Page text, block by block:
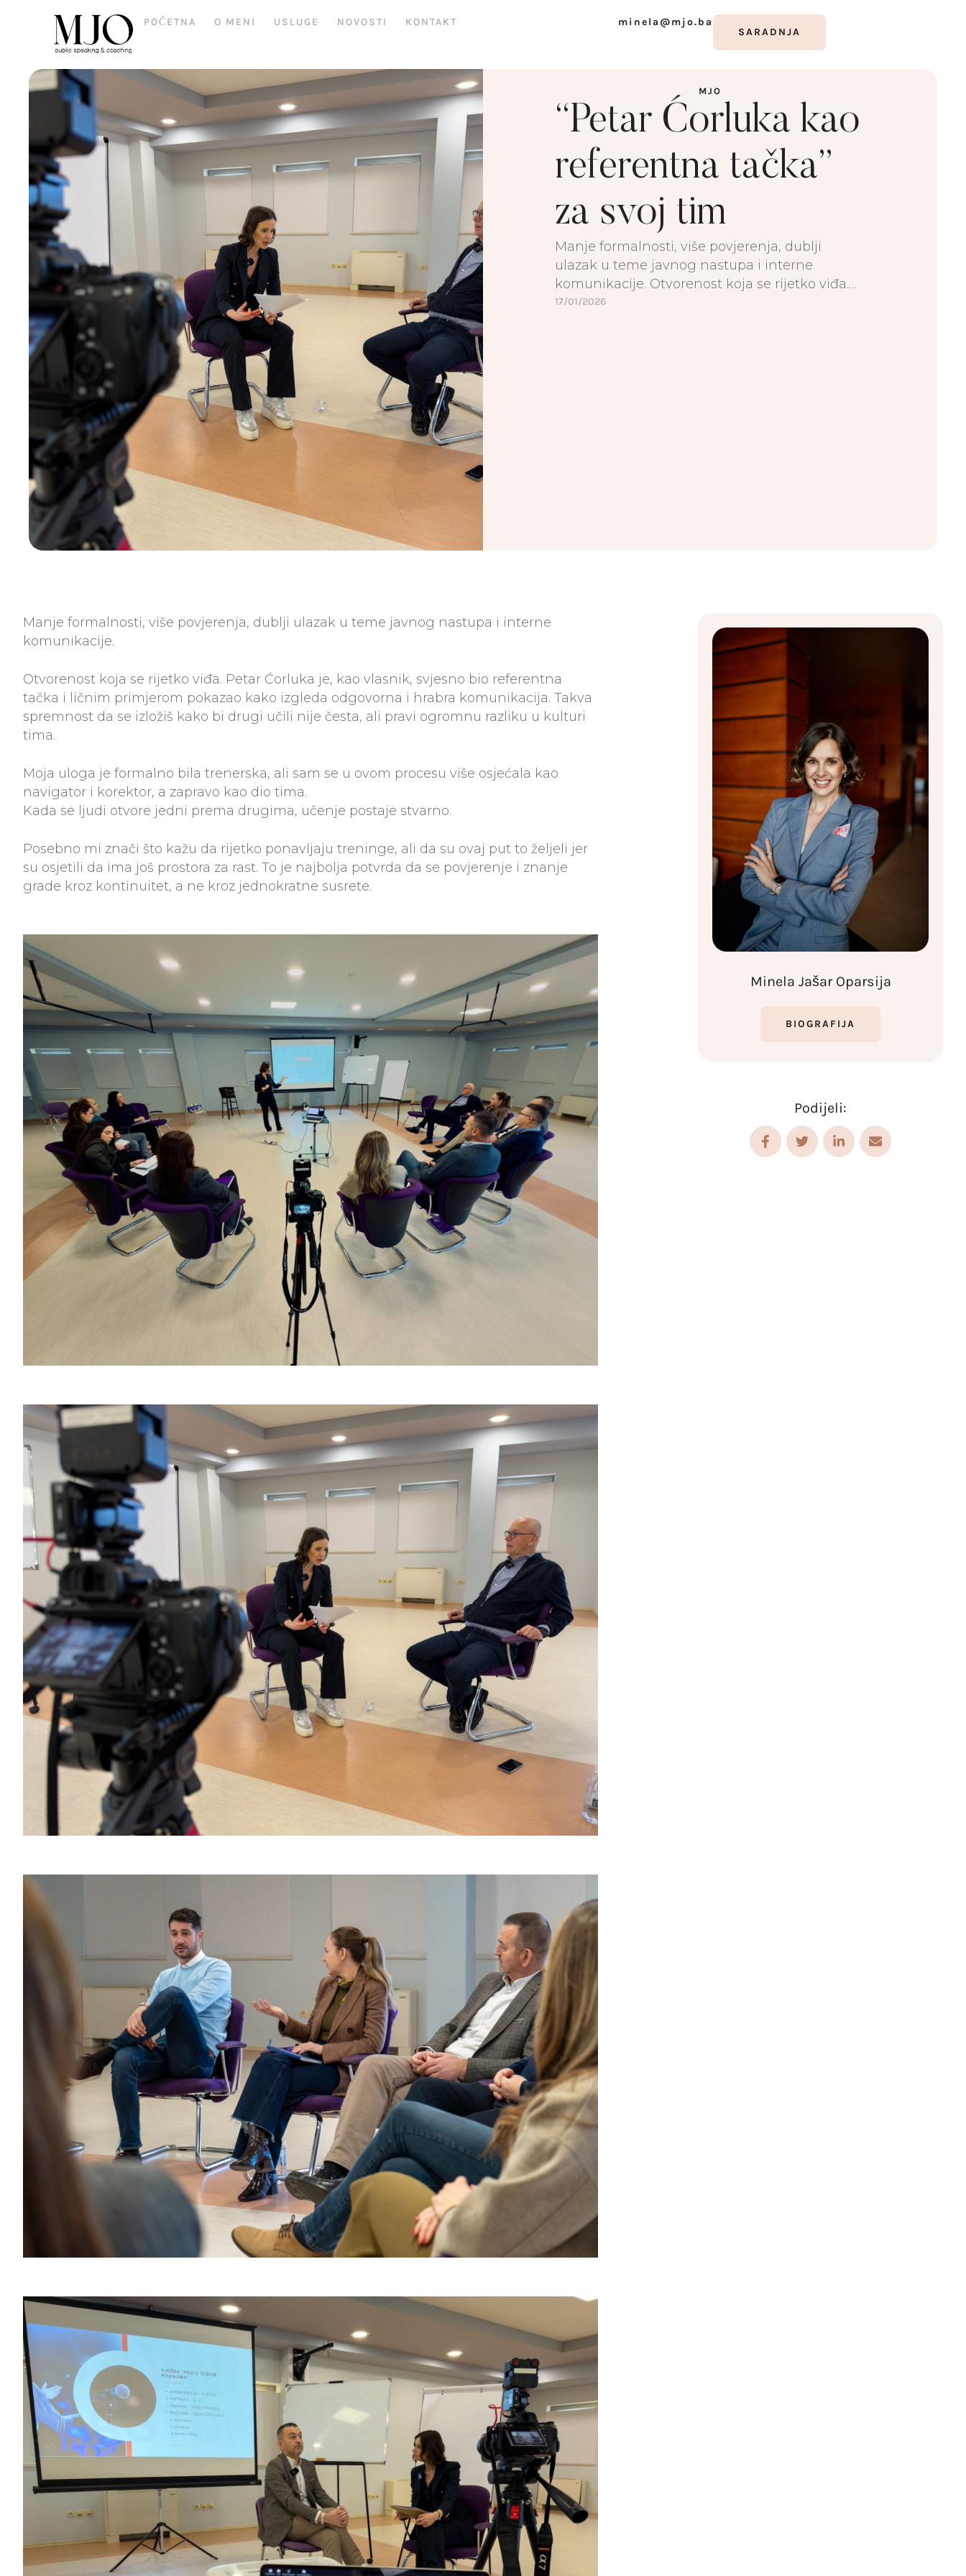
POČETNA O MENI USLUGE NOVOSTI KONTAKT
minela@mjo.ba
SARADNJA
MJO
“Petar Ćorluka kao
referentna tačka”
za svoj tim
Manje formalnosti, više povjerenja, dublji
ulazak u teme javnog nastupa i interne
komunikacije. Otvorenost koja se rijetko viđa.
Petar Ćorluka je, kao vlasnik, svjesno bio
17/01/2026
Manje formalnosti, više povjerenja, dublji ulazak u teme javnog nastupa i interne
komunikacije.
Otvorenost koja se rijetko viđa. Petar Ćorluka je, kao vlasnik, svjesno bio referentna
tačka i ličnim primjerom pokazao kako izgleda odgovorna i hrabra komunikacija. Takva
spremnost da se izložiš kako bi drugi učili nije česta, ali pravi ogromnu razliku u kulturi
tima.
Moja uloga je formalno bila trenerska, ali sam se u ovom procesu više osjećala kao
navigator i korektor, a zapravo kao dio tima.
Kada se ljudi otvore jedni prema drugima, učenje postaje stvarno.
Posebno mi znači što kažu da rijetko ponavljaju treninge, ali da su ovaj put to željeli jer
su osjetili da ima još prostora za rast. To je najbolja potvrda da se povjerenje i znanje
grade kroz kontinuitet, a ne kroz jednokratne susrete.
Minela Jašar Oparsija
BIOGRAFIJA
Podijeli: